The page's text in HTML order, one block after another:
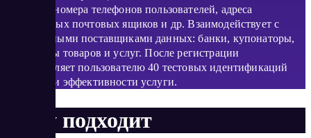
получить номера телефонов пользователей, адреса
электронных почтовых ящиков и др. Взаимодействует с
проверенными поставщиками данных: банки, купонаторы,
агрегаторы товаров и услуг. После регистрации
предоставляет пользователю 40 тестовых идентификаций
для оценки эффективности услуги.
Кому подходит